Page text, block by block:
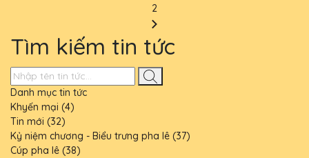
2
Tìm kiếm tin tức
Danh mục tin tức
Khyến mại (4)
Tin mới (32)
Kỷ niệm chương - Biểu trưng pha lê (37)
Cúp pha lê (38)